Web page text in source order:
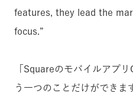
features, they lead the
focus.”
「Squareのモバイルアプ
う一つのことだけができま